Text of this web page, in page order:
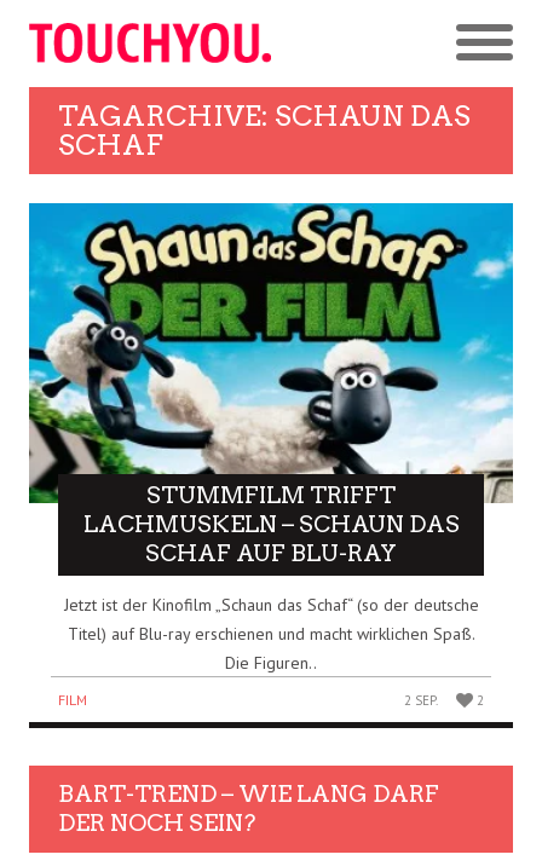
TAGARCHIVE: SCHAUN DAS
SCHAF
STUMMFILM TRIFFT
LACHMUSKELN – SCHAUN DAS
SCHAF AUF BLU-RAY
Jetzt ist der Kinofilm „Schaun das Schaf“ (so der deutsche
Titel) auf Blu-ray erschienen und macht wirklichen Spaß.
Die Figuren..
FILM 2 SEP. 2
BART-TREND – WIE LANG DARF
DER NOCH SEIN?